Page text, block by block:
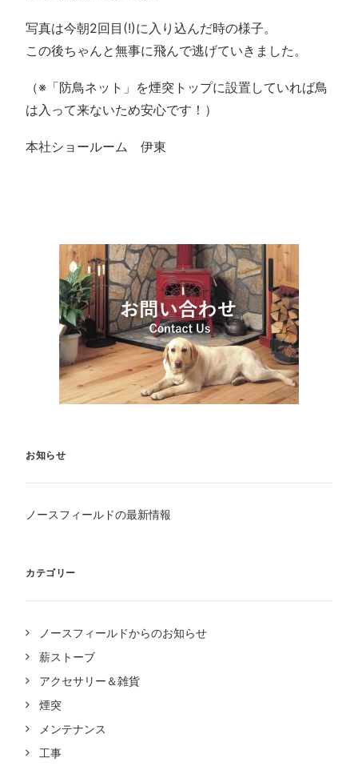
写真は今朝2回目(!)に入り込んだ時の様子。
この後ちゃんと無事に飛んで逃げていきました。
（※「防鳥ネット」を煙突トップに設置していれば鳥
は入って来ないため安心です！）
本社ショールーム 伊東
お知らせ
ノースフィールドの最新情報
カテゴリー
ノースフィールドからのお知らせ
薪ストーブ
アクセサリー＆雑貨
煙突
メンテナンス
工事